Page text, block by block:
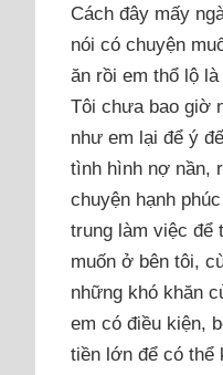
Cách đây mấy
nói có chuyện
ăn rồi em thổ lộ
Tôi chưa bao giờ
như em lại để ý
tình hình nợ nần,
chuyện hạnh
trung làm việc để
muốn ở bên tôi,
những khó khăn
em có điều kiện,
tiền lớn để có thể